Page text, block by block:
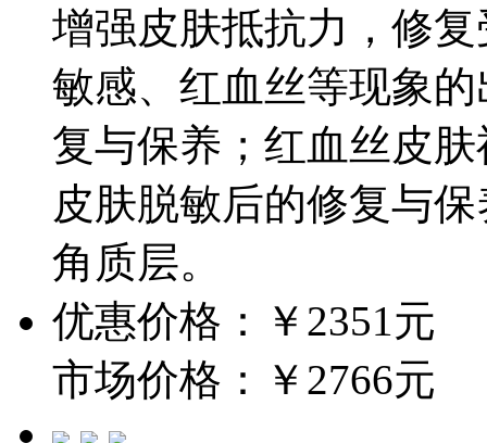
增强皮肤抵抗力，修
敏感、红血丝等现象
复与保养；红血丝皮
皮肤脱敏后的修复与
角质层。
优惠价格：￥2351元
市场价格：￥2766元